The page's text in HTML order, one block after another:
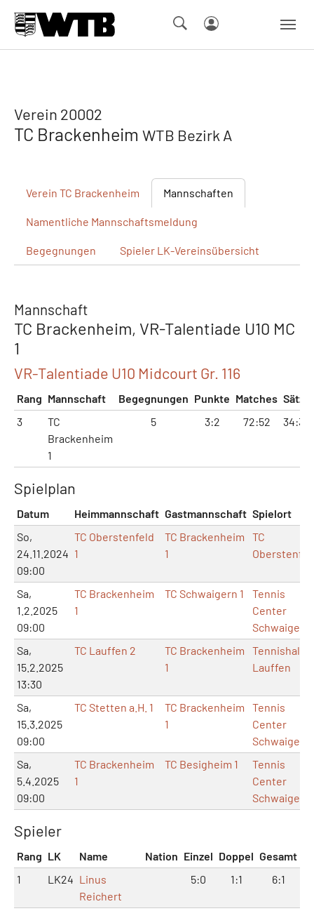
Verein 20002
TC Brackenheim WTB Bezirk A
Verein TC Brackenheim Mannschaften
Namentliche Mannschaftsmeldung
Begegnungen Spieler LK-Vereinsübersicht
Mannschaft
TC Brackenheim, VR-Talentiade U10 MC
1
VR-Talentiade U10 Midcourt Gr. 116
Rang Mannschaft Begegnungen Punkte Matches Sätze
3
TC
Brackenheim
1
5 3:2 72:52 34:32
Spielplan
Datum Heimmannschaft Gastmannschaft Spielort
So,
24.11.2024
09:00
TC Oberstenfeld
1
TC Brackenheim
1
TC
Sa,
1.2.2025
09:00
TC Brackenheim
1
TC Schwaigern 1
Tennis
Center
Schwaigern
Sa,
15.2.2025
13:30
TC Lauffen 2
TC Brackenheim
1
Tennishalle
Lauffen
Sa,
15.3.2025
09:00
TC Stetten a.H. 1
TC Brackenheim
1
Tennis
Center
Schwaigern
Sa,
5.4.2025
09:00
TC Brackenheim
1
TC Besigheim 1
Tennis
Center
Schwaigern
Spieler
Rang LK Name Nation Einzel Doppel Gesamt
1
LK24 Linus
Reichert
5:0 1:1 6:1